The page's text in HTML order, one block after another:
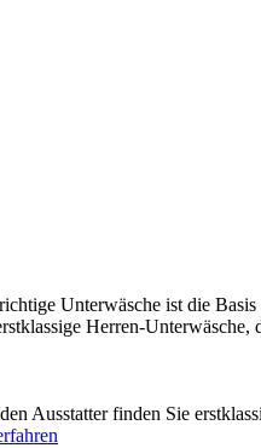
Unterwäsche ist die Basis
Herren-Unterwäsche,
Ausstatter finden Sie